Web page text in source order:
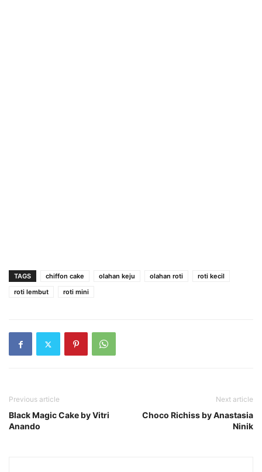
TAGS chiffon cake olahan keju olahan roti
roti kecil
roti lembut
roti mini
Previous article
Black Magic Cake by Vitri
Anando
Next article
Choco Richiss by Anastasia
Ninik